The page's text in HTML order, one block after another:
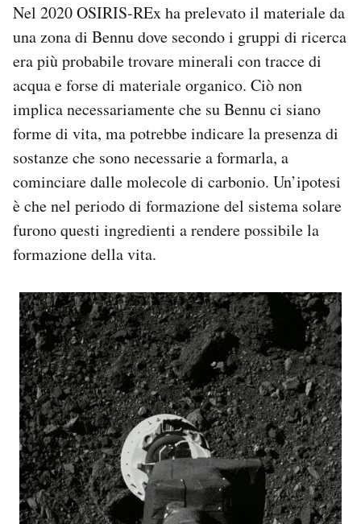
Nel 2020 OSIRIS-REx ha prelevato il materiale da
una zona di Bennu dove secondo i gruppi di ricerca
era più probabile trovare minerali con tracce di
acqua e forse di materiale organico. Ciò non
implica necessariamente che su Bennu ci siano
forme di vita, ma potrebbe indicare la presenza di
sostanze che sono necessarie a formarla, a
cominciare dalle molecole di carbonio. Un’ipotesi
è che nel periodo di formazione del sistema solare
furono questi ingredienti a rendere possibile la
formazione della vita.